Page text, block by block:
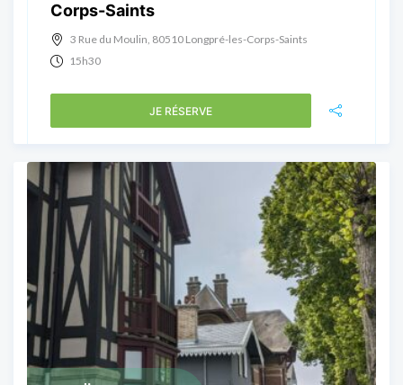
Corps-Saints
3 Rue du Moulin, 80510 Longpré-les-Corps-Saints
15h30
JE RÉSERVE